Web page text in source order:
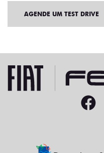
AGENDE UM TEST DRIVE